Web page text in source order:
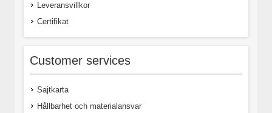
Leveransvillkor
Certifikat
Customer services
Sajtkarta
Hållbarhet och materialansvar